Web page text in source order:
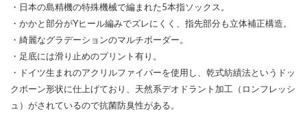
・日本の島精機の特殊機械で編まれた5本指ソックス。
・かかと部分がYヒール編みでズレにくく、指先部分も立体補正構造。
・綺麗なグラデーションのマルチボーダー。
・足底には滑り止めのプリント有り。
・ドイツ生まれのアクリルファイバーを使用し、乾式紡績法というドッ
クボーン形状に仕上げており、天然系デオドラント加工（ロンフレッシ
ュ）がされているので抗菌防臭性がある。